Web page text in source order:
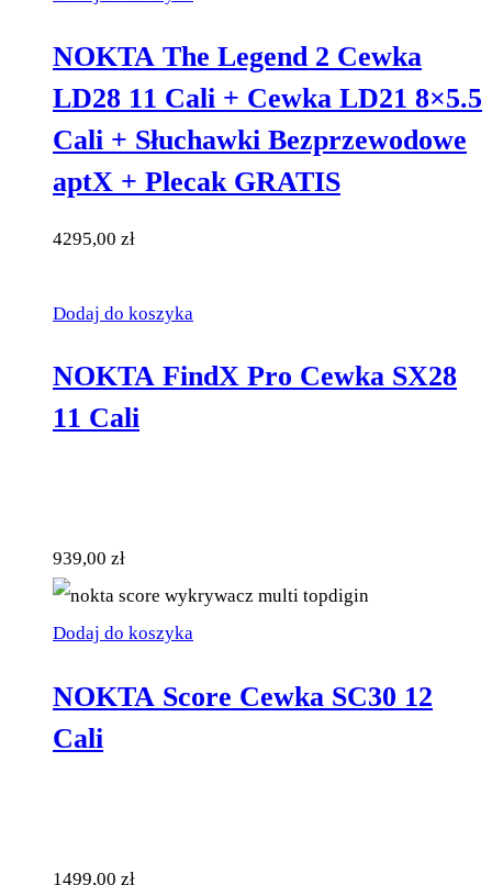
NOKTA The Legend 2 Cewka
LD28 11 Cali + Cewka LD21 8×5.5
Cali + Słuchawki Bezprzewodowe
aptX + Plecak GRATIS
4295,00 zł
Dodaj do koszyka
NOKTA FindX Pro Cewka SX28
11 Cali
939,00 zł
Dodaj do koszyka
NOKTA Score Cewka SC30 12
Cali
1499,00 zł